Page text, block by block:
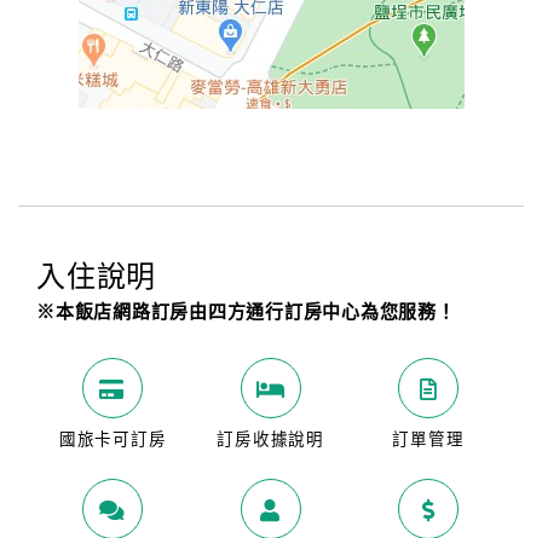
入住說明
※本飯店網路訂房由四方通行訂房中心為您服務！
國旅卡可訂房 訂房收據說明 訂單管理